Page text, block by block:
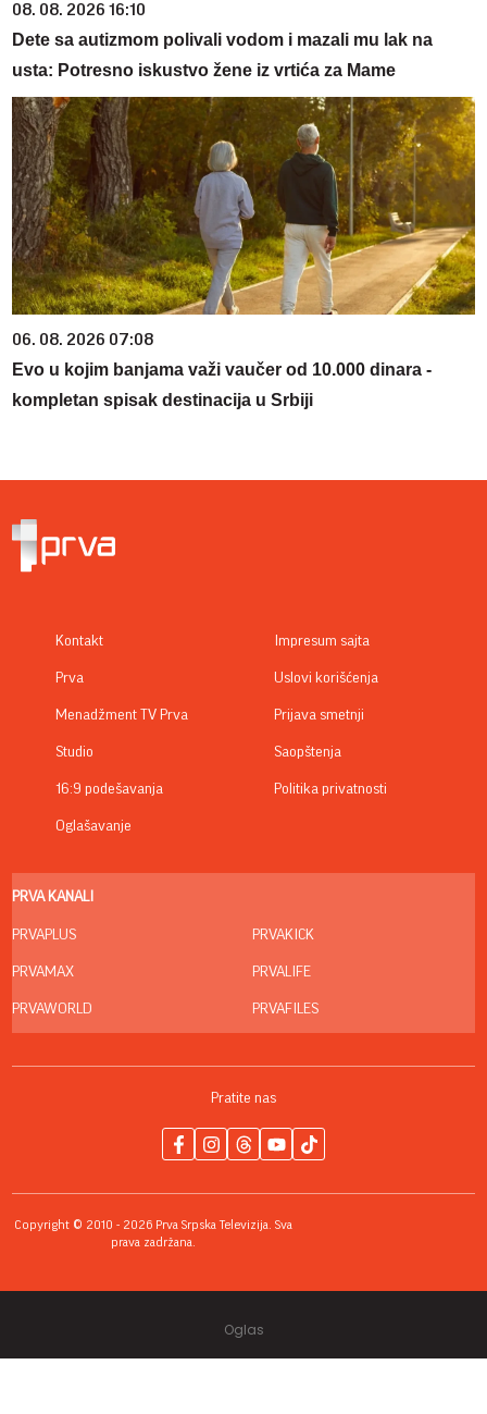
08. 08. 2026 16:10
Dete sa autizmom polivali vodom i mazali mu lak na
usta: Potresno iskustvo žene iz vrtića za Mame
06. 08. 2026 07:08
Evo u kojim banjama važi vaučer od 10.000 dinara -
kompletan spisak destinacija u Srbiji
Kontakt
Prva
Menadžment TV Prva
Studio
16:9 podešavanja
Oglašavanje
Impresum sajta
Uslovi korišćenja
Prijava smetnji
Saopštenja
Politika privatnosti
PRVA KANALI
PRVAPLUS
PRVAMAX
PRVAWORLD
PRVAKICK
PRVALIFE
PRVAFILES
Pratite nas
Copyright © 2010 - 2026 Prva Srpska Televizija. Sva
prava zadržana.